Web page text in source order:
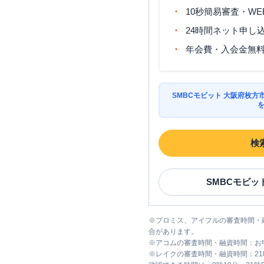
10秒簡易審査・
24時間ネット申し
年会費・入会金無
SMBCモビット 大阪府枚方
検
SMBCモビッ
※プロミス、アイフルの審査時間
合があります。
※アコムの審査時間・融資時間：
※ レイクの審査時間・融資時間：